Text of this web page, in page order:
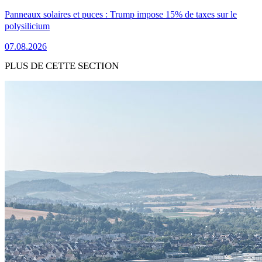
Panneaux solaires et puces : Trump impose 15% de taxes sur le
polysilicium
07.08.2026
PLUS DE CETTE SECTION